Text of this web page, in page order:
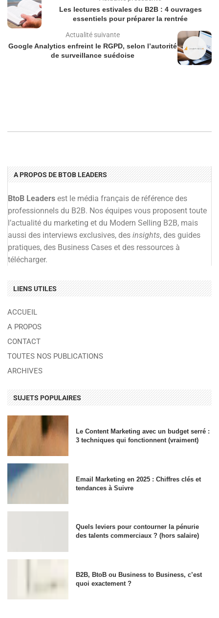
Les lectures estivales du B2B : 4 ouvrages
essentiels pour préparer la rentrée
Actualité suivante
Google Analytics enfreint le RGPD, selon l’autorité
de surveillance suédoise
A PROPOS DE BTOB LEADERS
BtoB Leaders est le média français de référence des
professionnels du B2B. Nos équipes vous proposent toute
l’actualité du marketing et du Modern Selling B2B, mais
aussi des interviews exclusives, des insights, des guides
pratiques, des Business Cases et des ressources à
télécharger.
LIENS UTILES
ACCUEIL
A PROPOS
CONTACT
TOUTES NOS PUBLICATIONS
ARCHIVES
SUJETS POPULAIRES
Le Content Marketing avec un budget serré :
3 techniques qui fonctionnent (vraiment)
Email Marketing en 2025 : Chiffres clés et
tendances à Suivre
Quels leviers pour contourner la pénurie
des talents commerciaux ? (hors salaire)
B2B, BtoB ou Business to Business, c’est
quoi exactement ?